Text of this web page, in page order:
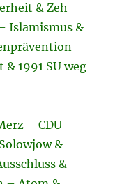
& Zeh –
Islamismus &
1991 SU weg
– CDU –
&
&